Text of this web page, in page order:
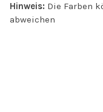
Hinweis: Die Farben
abweichen